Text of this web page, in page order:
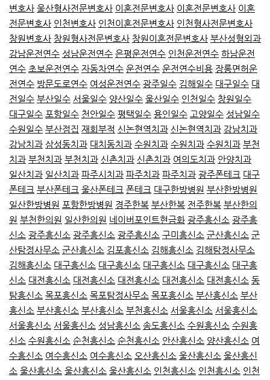
변호사 울산형사전문변호사 이혼전문변호사 이혼전문변호사 이혼
전문변호사 인천변호사 인천이혼전문변호사 인천형사전문변호사
창원변호사 창원형사전문변호사 창원이혼전문변호사 부산성형외과
강남운전연수 성남운전연수 은평운전연수 인천운전연수 하남운전
연수 초보운전연수 자동차연수 운전연수 운전연수비용 장롱면허운
전연수 방문도로연수 여성운전연수 광주일수 김해일수 대구일수 대
전일수 부산일수 서울일수 양산일수 울산일수 인천일수 창원일수
대구일수 포항일수 천안일수 평택일수 용인일수 고양일수 성남일수
수원일수 부산점집 재회부적 신논현역치과 신논현역치과 강남치과
강남치과 삼성동치과 대치동치과 수원치과 수원치과 수원치과 부천
치과 부천치과 부천치과 신촌치과 신촌치과 여의도치과 안양치과
일산치과 일산치과 파주시치과 파주치과 파주치과 광주폰테크 대구
폰테크 부산폰테크 울산폰테크 폰테크 대구한방병원 부산한방병원
일산한방병원 포항한방병원 경주한복 부산한복 전주한복 부산한의
원 부천한의원 일산한의원 네이버포인트현금화 광주흥신소 광주흥
신소 광주흥신소 광주흥신소 광주흥신소 구미흥신소 군산흥신소 군
산탐정사무소 군산흥신소 김포흥신소 김해흥신소 김해탐정사무소
김해흥신소 대구흥신소 대구흥신소 대구흥신소 대구흥신소 대구흥
신소 대전흥신소 대전흥신소 대전흥신소 대전흥신소 대전흥신소 동
탐흥신소 목포흥신소 목포탐정사무소 목포흥신소 부산흥신소 부산
흥신소 부산흥신소 부산흥신소 부천흥신소 서울흥신소 서울흥신소
서울흥신소 서울흥신소 성남흥신소 송도흥신소 수원흥신소 수원흥
신소 수원흥신소 순천흥신소 순천흥신소 안산흥신소 양산흥신소 여
수흥신소 여수흥신소 여수흥신소 오산흥신소 울산흥신소 울산흥신
소 울산흥신소 울산흥신소 울산흥신소 인천흥신소 인천흥신소 인천